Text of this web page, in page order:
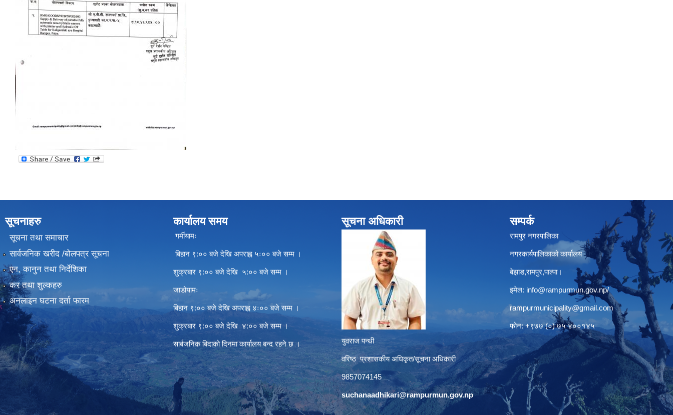
सूचनाहरु
सूचना तथा समाचार
सार्वजनिक खरीद /बोलपत्र सूचना
एन, कानुन तथा निर्देशिका
कर तथा शुल्कहरु
अनलाइन घटना दर्ता फारम
कार्यालय समय
गर्मीयामः
बिहान ९:०० बजे देखि अपराह्न ५ः०० बजे सम्म ।
शुक्रबार ९:०० बजे देखि ५:०० बजे सम्म ।
जाडोयामः
बिहान ९:०० बजे देखि अपराह्न ४ः०० बजे सम्म ।
शुक्रबार ९:०० बजे देखि ४:०० बजे सम्म ।
सार्बजनिक बिदाको दिनमा कार्यालय बन्द रहने छ ।
सूचना अधिकारी
युवराज पन्थी
वरिष्ठ प्रशासकीय अधिकृत/सूचना अधिकारी
9857074145
suchanaadhikari@rampurmun.gov.np
सम्पर्क
रामपुर नगरपालिका
नगरकार्यपालिकाको कार्यालय
बेझाड,रामपुर,पाल्पा।
इमेल: info@rampurmun.gov.np/
rampurmunicipality@gmail.com
फोन: +९७७ (०) ७५ ४००१४५